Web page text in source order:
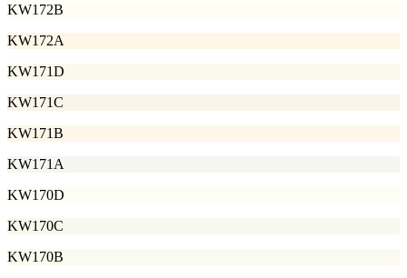
KW172B
KW172A
KW171D
KW171C
KW171B
KW171A
KW170D
KW170C
KW170B